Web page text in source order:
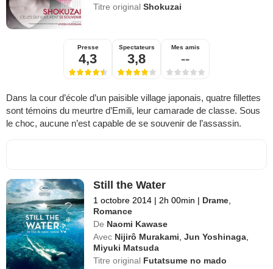
Titre originalShokuzai
Presse
4,3
Spectateurs
3,8
Mes amis
--
Dans la cour d’école d’un paisible village japonais, quatre fillettes
sont témoins du meurtre d’Emili, leur camarade de classe. Sous
le choc, aucune n’est capable de se souvenir de l’assassin.
Still the Water
1 octobre 2014 | 2h 00min | Drame
Romance
De Naomi Kawase
Avec Nijirô Murakami ,Jun Yoshinaga
Miyuki Matsuda
Titre original Futatsume no mado